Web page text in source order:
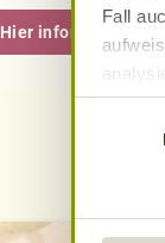
Fall
Hier informieren